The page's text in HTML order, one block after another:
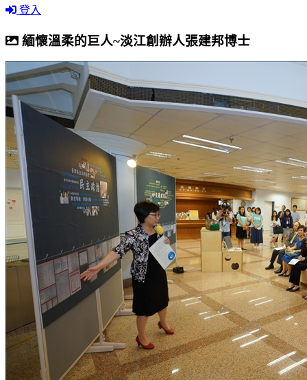
登入
緬懷溫柔的巨人~淡江創辦人張建邦博士